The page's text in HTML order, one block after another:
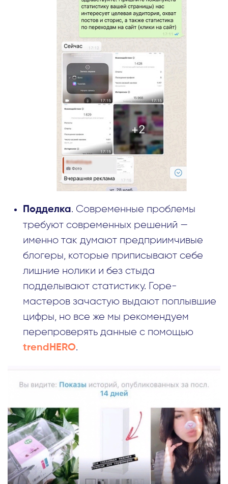
Подделка. Современные проблемы
требуют современных решений —
именно так думают предприимчивые
блогеры, которые приписывают себе
лишние нолики и без стыда
подделывают статистику. Горе-
мастеров зачастую выдают поплывшие
цифры, но все же мы рекомендуем
перепроверять данные с помощью
trendHERO.